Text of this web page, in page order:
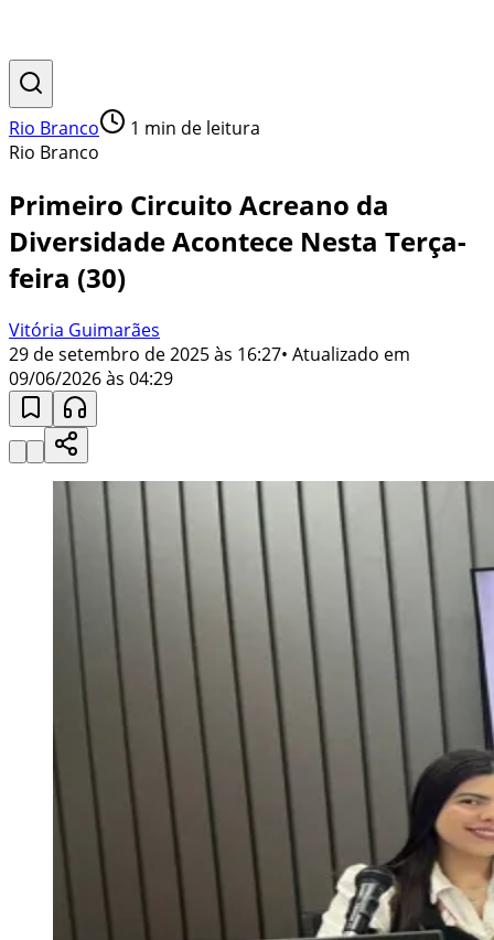
Rio Branco 1 min de leitura
Rio Branco
Primeiro Circuito Acreano da
Diversidade Acontece Nesta Terça-
feira (30)
Vitória Guimarães
29 de setembro de 2025 às 16:27• Atualizado em
09/06/2026 às 04:29